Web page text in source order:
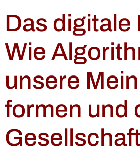
Das digitale
Wie
unsere
formen und